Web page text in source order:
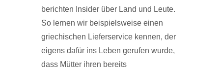
berichten Insider über Land und Leute.
So lernen wir beispielsweise einen
griechischen Lieferservice kennen, der
eigens dafür ins Leben gerufen wurde,
dass Mütter ihren bereits